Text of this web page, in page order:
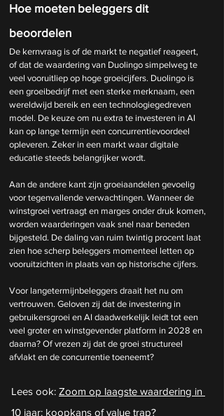
Hoe moeten beleggers dit
beoordelen
De kernvraag is of de markt te negatief reageert,
of dat de waardering van Duolingo simpelweg te
veel vooruitliep op hoge groeicijfers. Duolingo is
een groeibedrijf met een sterke merknaam, een
wereldwijd bereik en een technologiegedreven
model. De keuze om nu extra te investeren in AI
kan op lange termijn een concurrentievoordeel
opleveren. Zeker in een markt waar digitale
educatie steeds belangrijker wordt.
Aan de andere kant zijn groeiaandelen gevoelig
voor tegenvallende verwachtingen. Wanneer de
winstgroei vertraagt en marges onder druk komen,
worden waarderingen vaak snel naar beneden
bijgesteld. De daling van ruim twintig procent laat
zien hoe scherp beleggers momenteel letten op
vooruitzichten in plaats van op historische cijfers.
Voor langetermijnbeleggers draait het nu om
vertrouwen. Geloven zij dat de investering in
gebruikersgroei en AI daadwerkelijk leidt tot een
veel groter en winstgevender platform in 2028 en
daarna? Of vrezen zij dat de groei structureel
afvlakt en de concurrentie toeneemt?
Lees ook: Zoom op laagste waardering in
10 jaar: koopkans of value trap?